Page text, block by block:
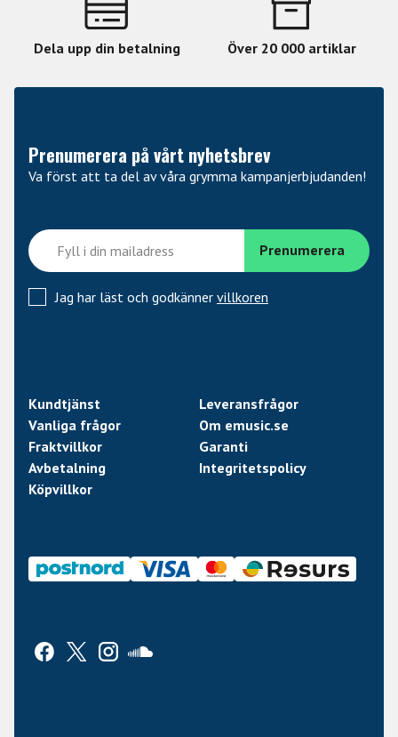
Dela upp din betalning Över 20 000 artiklar
Prenumerera på vårt nyhetsbrev
Va först att ta del av våra grymma kampanjerbjudanden!
Jag har läst och godkänner villkoren
Kundtjänst
Leveransfrågor
Vanliga frågor
Om emusic.se
Fraktvillkor
Garanti
Avbetalning
Integritetspolicy
Köpvillkor